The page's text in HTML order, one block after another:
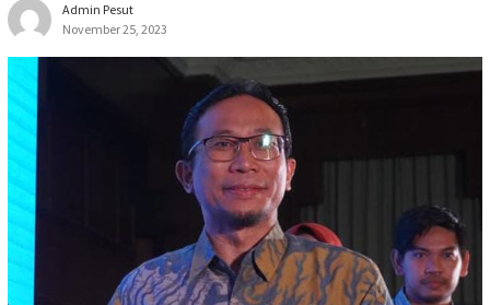
Admin Pesut
November 25, 2023